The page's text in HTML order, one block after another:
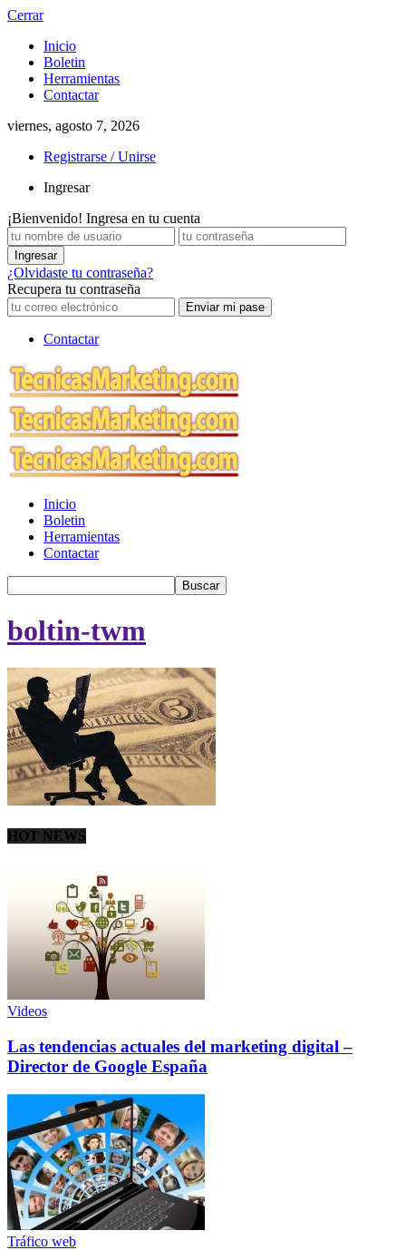
Cerrar
Inicio
Boletin
Herramientas
Contactar
viernes, agosto 7, 2026
Registrarse / Unirse
Ingresar
¡Bienvenido! Ingresa en tu cuenta
¿Olvidaste tu contraseña?
Recupera tu contraseña
Contactar
Inicio
Boletin
Herramientas
Contactar
boltin-twm
HOT NEWS
Videos
Las tendencias actuales del marketing digital –
Director de Google España
Tráfico web